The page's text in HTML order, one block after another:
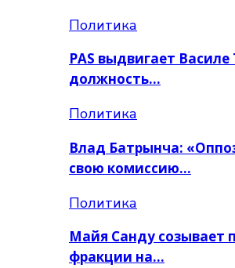
Политика
PAS выдвигает
должность…
Политика
Влад Батрынча:
свою комиссию…
Политика
Майя Санду созывает
фракции на…